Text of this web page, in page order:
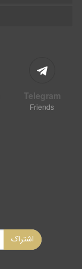
Telegram
Friends
اشتراک